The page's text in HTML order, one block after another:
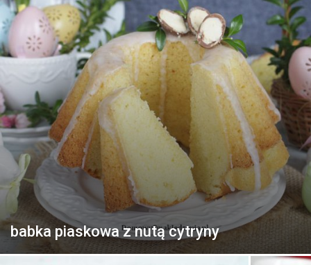
babka piaskowa z nutą cytryny